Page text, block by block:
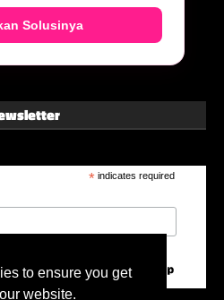
to ensure you get
website.
Solusinya
* indicates required